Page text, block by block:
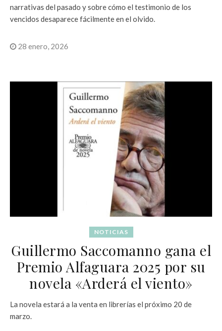
narrativas del pasado y sobre cómo el testimonio de los
vencidos desaparece fácilmente en el olvido.
28 enero, 2026
NOTICIAS
Guillermo Saccomanno gana el
Premio Alfaguara 2025 por su
novela «Arderá el viento»
La novela estará a la venta en librerías el próximo 20 de
marzo.